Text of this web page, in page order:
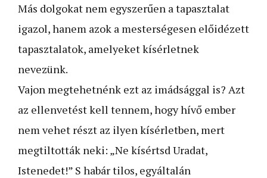
Más dolgokat nem egyszerűen a tapasztalat
igazol, hanem azok a mesterségesen előidézett
tapasztalatok, amelyeket kísérletnek
nevezünk.
Vajon megtehetnénk ezt az imádsággal is? Azt
az ellenvetést kell tennem, hogy hívő ember
nem vehet részt az ilyen kísérletben, mert
megtiltották neki: „Ne kísértsd Uradat,
Istenedet!” S habár tilos, egyáltalán